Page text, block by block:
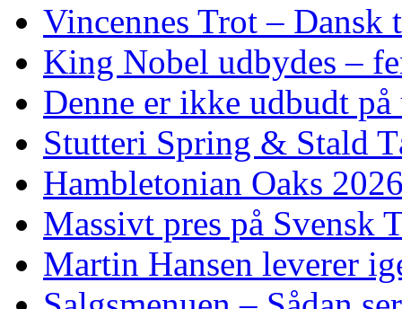
Vincennes Trot –
King Nobel udbydes –
Denne er ikke udbudt
Stutteri Spring & Stald
Hambletonian Oaks
Massivt pres på Svensk
Martin Hansen leverer